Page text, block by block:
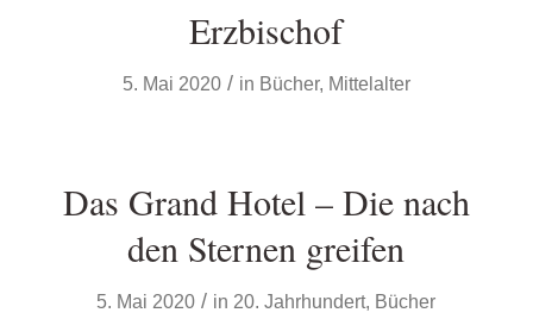
Erzbischof
5. Mai 2020 / in Bücher, Mittelalter
Das Grand Hotel – Die nach
den Sternen greifen
5. Mai 2020 / in 20. Jahrhundert, Bücher